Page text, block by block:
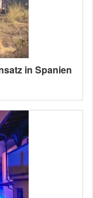
in Spanien